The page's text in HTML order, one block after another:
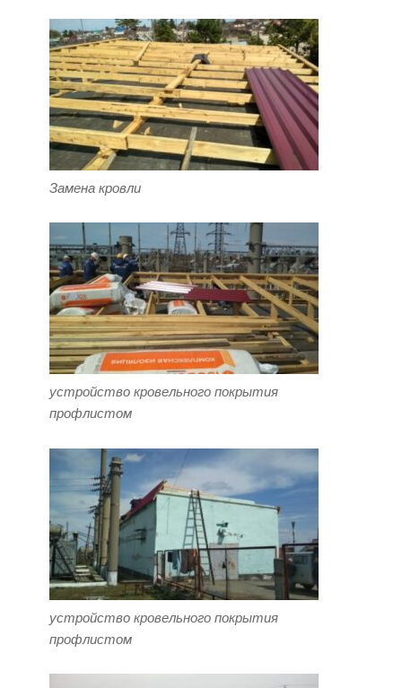
Замена кровли
устройство кровельного покрытия
профлистом
устройство кровельного покрытия
профлистом